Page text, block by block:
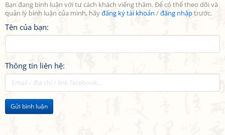
Bạn đang bình luận với tư cách khách viếng thăm. Để có thể theo dõi và
quản lý bình luận của mình, hãyđăng ký tài khoản /đăng nhậptrước.
Tên của bạn:
Thông tin liên hệ:
Gửi bình luận